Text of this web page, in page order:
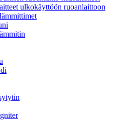
ulkokäyttöön ruoanlaittoon